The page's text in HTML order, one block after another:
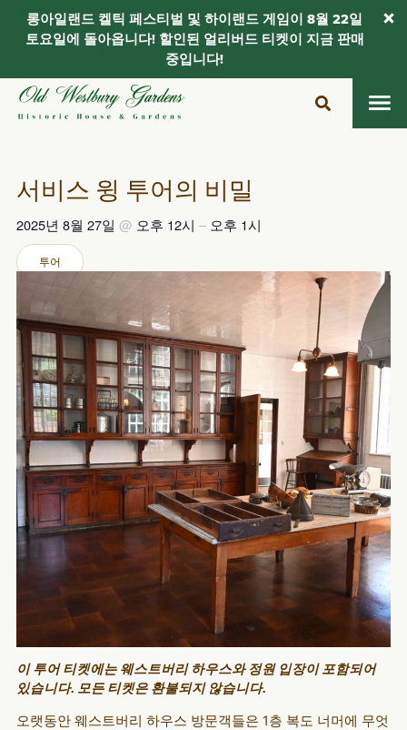
서비스 윙 투어의 비밀
2025년 8월 27일 @ 오후 12시 – 오후 1시
투어
이 투어 티켓에는 웨스트버리 하우스와 정원 입장이 포함되어
있습니다. 모든 티켓은 환불되지 않습니다.
오랫동안 웨스트버리 하우스 방문객들은 1층 복도 너머에 무엇
롱아일랜드 켈틱 페스티벌 및 하이랜드 게임이 8월 22일
토요일에 돌아옵니다! 할인된 얼리버드 티켓이 지금 판매
중입니다!